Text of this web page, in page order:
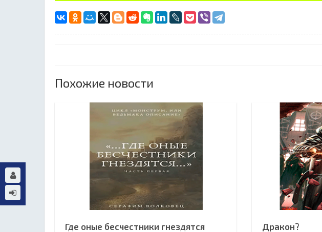
Похожие новости
Где оные бесчестники гнездятся Дракон?